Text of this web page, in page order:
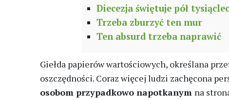
Diecezja świętuje pół
Trzeba zburzyć ten mur
Ten absurd trzeba naprawić
Giełda papierów wartościowych, określana
oszczędności. Coraz więcej ludzi zachęcona
osobom przypadkowo napotkanym na